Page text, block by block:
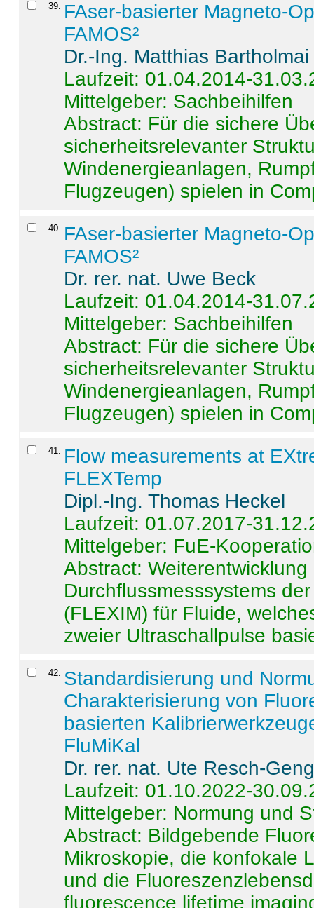
39. FAser-basierter Magneto-
FAMOS²
Dr.-Ing. Matthias Bartholmai
Laufzeit: 01.04.2014-
Mittelgeber: Sachbeihilfen
Abstract: Für die sichere
sicherheitsrelevanter
Windenergieanlagen,
Flugzeugen) spielen in
40. FAser-basierter Magneto-
FAMOS²
Dr. rer. nat. Uwe Beck
Laufzeit: 01.04.2014-
Mittelgeber: Sachbeihilfen
Abstract: Für die sichere
sicherheitsrelevanter
Windenergieanlagen,
Flugzeugen) spielen in
41. Flow measurements at
FLEXTemp
Dipl.-Ing. Thomas Heckel
Laufzeit: 01.07.2017-
Mittelgeber: FuE-
Abstract:
Durchflussmesssystems
(FLEXIM) für Fluide,
zweier Ultraschallpulse
42. Standardisierung und
Charakterisierung von
basierten
FluMiKal
Dr. rer. nat. Ute Resch-
Laufzeit: 01.10.2022-
Mittelgeber: Normung und
Abstract: Bildgebende
Mikroskopie, die konfokale
und die
fluorescence lifetime